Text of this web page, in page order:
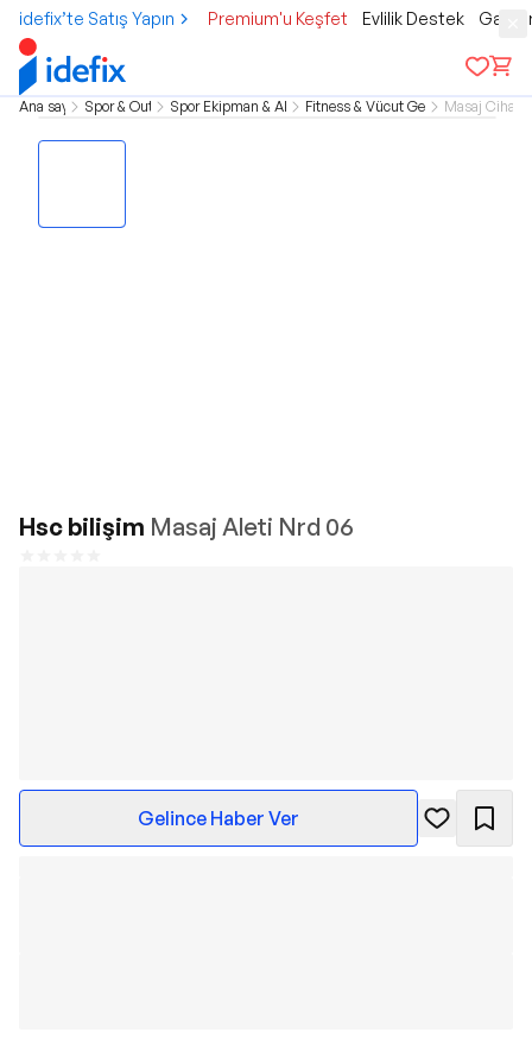
idefix’te Satış Yapın Premium'u Keşfet Evlilik Destek
Ana sayfa Spor & OutdoorSpor Ekipman & AksesuarFitness & Vücut Geliştirme
Masaj
Hsc bilişim Masaj Aleti Nrd 06
Gelince Haber Ver